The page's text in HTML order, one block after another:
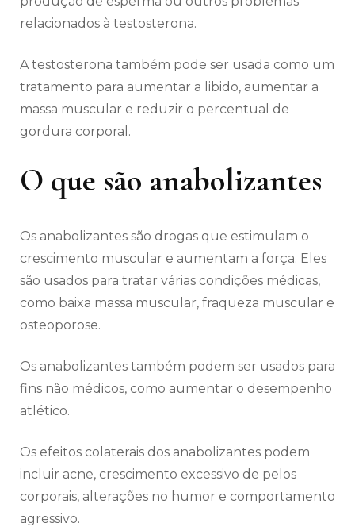
relacionados à testosterona.
A testosterona também pode ser usada como um
tratamento para aumentar a libido, aumentar a
massa muscular e reduzir o percentual de
gordura corporal.
O que são anabolizantes
Os anabolizantes são drogas que estimulam o
crescimento muscular e aumentam a força. Eles
são usados para tratar várias condições médicas,
como baixa massa muscular, fraqueza muscular e
osteoporose.
Os anabolizantes também podem ser usados para
fins não médicos, como aumentar o desempenho
atlético.
Os efeitos colaterais dos anabolizantes podem
incluir acne, crescimento excessivo de pelos
corporais, alterações no humor e comportamento
agressivo.